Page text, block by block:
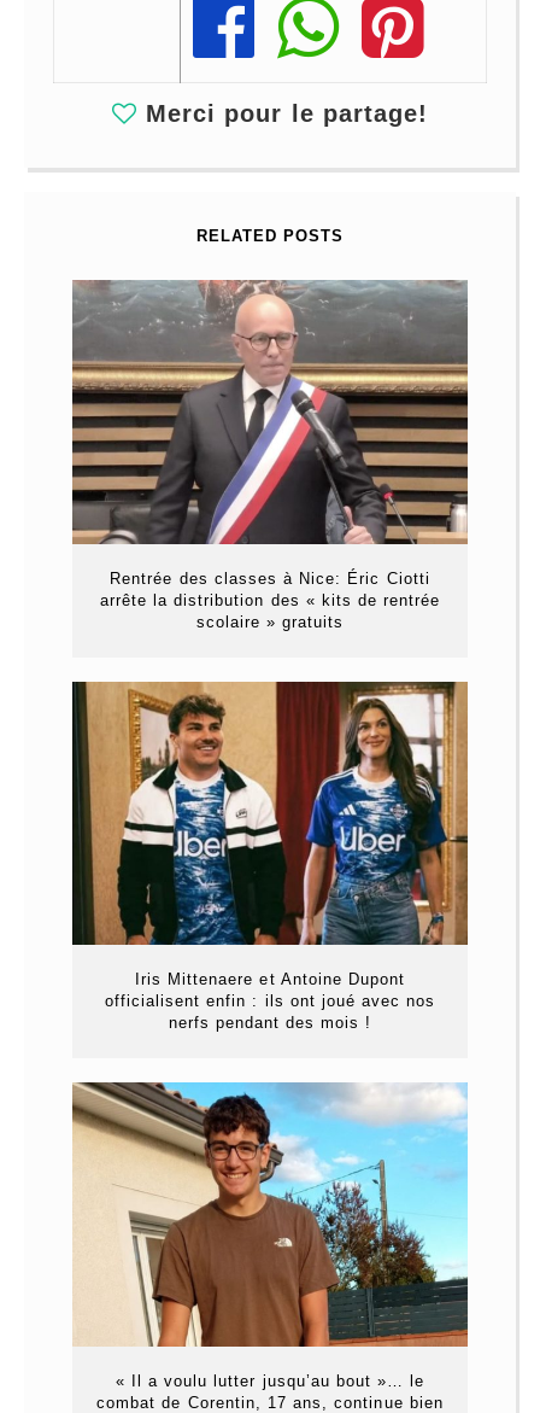
Share
Share
Share
Merci pour le partage!
RELATED POSTS
Rentrée des classes à Nice: Éric Ciotti
arrête la distribution des « kits de rentrée
scolaire » gratuits
Iris Mittenaere et Antoine Dupont
officialisent enfin : ils ont joué avec nos
nerfs pendant des mois !
« Il a voulu lutter jusqu’au bout »… le
combat de Corentin, 17 ans, continue bien